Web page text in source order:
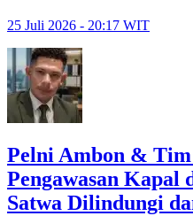
25 Juli 2026 - 20:17 WIT
Pelni Ambon &
Pengawasan Kapal
Satwa Dilindungi